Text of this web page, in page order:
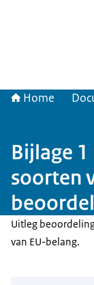
Home
Bijlage
soorten
Uitleg
van EU-belang.